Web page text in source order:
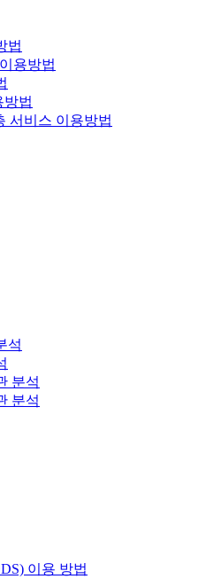
법
용방법
방법
서비스 이용방법
석
분석
분석
이용 방법